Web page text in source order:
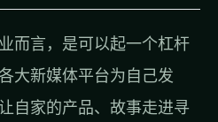
而言，是可以起一个杠杆
大新媒体平台为自己发
自家的产品、故事走进寻